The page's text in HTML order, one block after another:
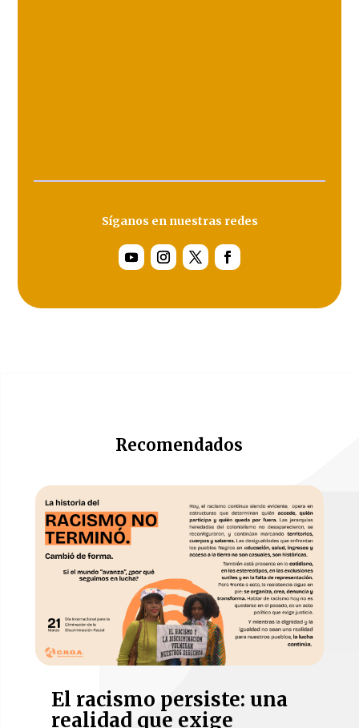
Síganos en nuestras redes
Recomendados
El racismo persiste: una
realidad que exige